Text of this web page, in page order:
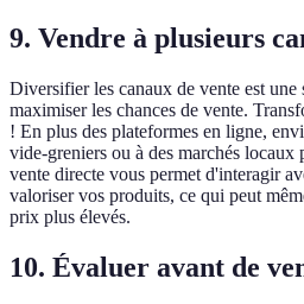
9. Vendre à plusieurs
Diversifier les canaux de vente est une
maximiser les chances de vente.
! En plus des plateformes en ligne,
vide-greniers ou à des marchés
vente directe vous permet d'interagir
valoriser vos produits, ce qui peut
prix plus élevés.
10. Évaluer avant de